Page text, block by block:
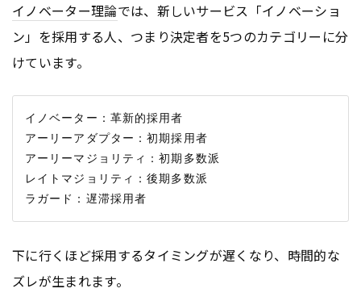
イノベーター理論では、新しいサービス「イノベーショ
ン」を採用する人、つまり決定者を5つのカテゴリーに分
けています。
イノベーター：革新的採用者
アーリーアダプター：初期採用者
アーリーマジョリティ：初期多数派
レイトマジョリティ：後期多数派
下に行くほど採用するタイミングが遅くなり、時間的な
ズレが生まれます。